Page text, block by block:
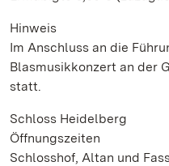
Hinweis
Im Anschluss an die
Blasmusikkonzert an der
statt.
Schloss Heidelberg
Öffnungszeiten
Schlosshof, Altan und